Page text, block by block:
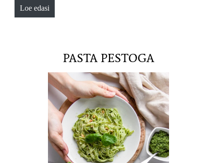
Loe edasi
PASTA PESTOGA